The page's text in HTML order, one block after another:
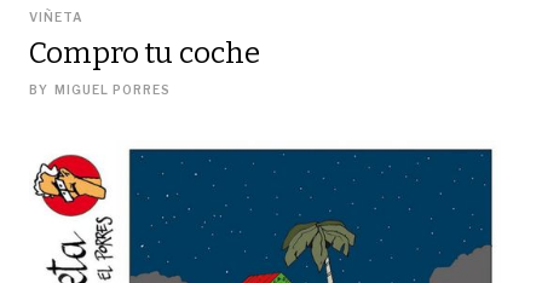
VIÑETA
Compro tu coche
BY MIGUEL PORRES